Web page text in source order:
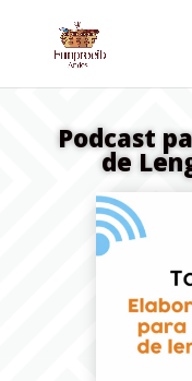
Podcast
de